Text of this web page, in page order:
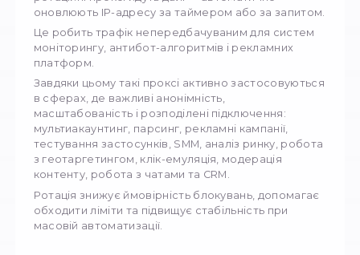
Проксі з ротацією — це сучасна технологія,
забезпечує вищий рівень приватності та
до відстеження в Інтернеті. Класичні проксі-
сервери приховують реальний IP
ротаційні проксі йдуть далі — автоматично
оновлюють IP-адресу за таймером або за
Це робить трафік непередбачуваним для
моніторингу, антибот-алгоритмів і